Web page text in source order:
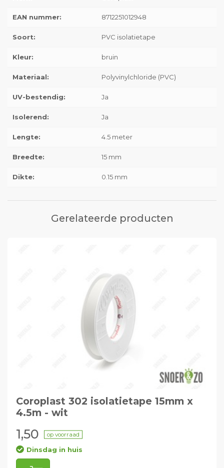
EAN nummer: 8712251012948
Soort: PVC isolatietape
Kleur: bruin
Materiaal: Polyvinylchloride (PVC)
UV-bestendig: Ja
Isolerend: Ja
Lengte: 4.5 meter
Breedte: 15 mm
Dikte: 0.15 mm
Gerelateerde producten
Coroplast 302 isolatietape 15mm x
4.5m - wit
1,50 op voorraad
Dinsdag in huis